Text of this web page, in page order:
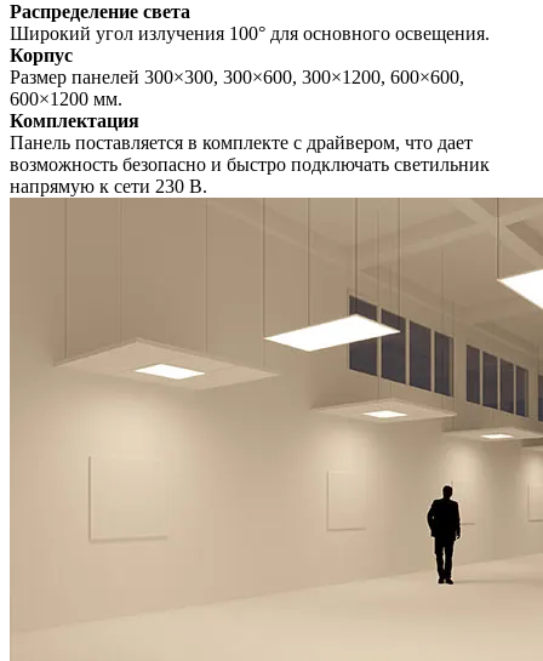
Распределение света
Широкий угол излучения 100° для основного освещения.
Корпус
Размер панелей 300×300, 300×600, 300×1200, 600×600,
600×1200 мм.
Комплектация
Панель поставляется в комплекте с драйвером, что дает
возможность безопасно и быстро подключать светильник
напрямую к сети 230 В.